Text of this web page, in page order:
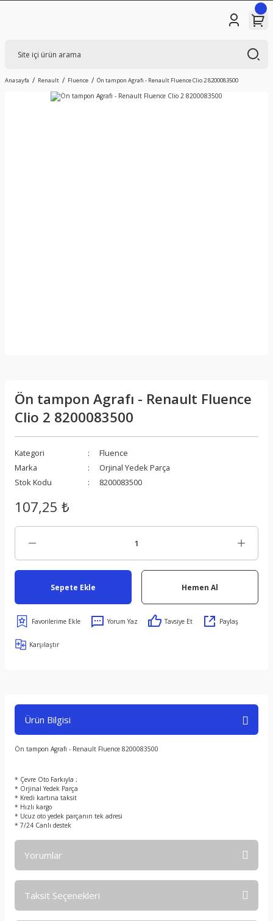
Anasayfa Renault Fluence Ön tampon Agrafı - Renault Fluence Clio 2 8200083500
Ön tampon Agrafı - Renault Fluence
Clio 2 8200083500
Kategori
Fluence
Marka
Orjinal Yedek Parça
Stok Kodu
8200083500
107,25 ₺
Sepete Ekle Hemen Al
Yorum Yaz Tavsiye Et Paylaş
Karşılaştır
Ürün Bilgisi
Ön tampon Agrafı - Renault Fluence 8200083500
* Çevre Oto Farkıyla ;
* Orjinal Yedek Parça
* Kredi kartına taksit
* Hızlı kargo
* Ucuz oto yedek parçanın tek adresi
* 7/24 Canlı destek
Yorumlar
Taksit Seçenekleri